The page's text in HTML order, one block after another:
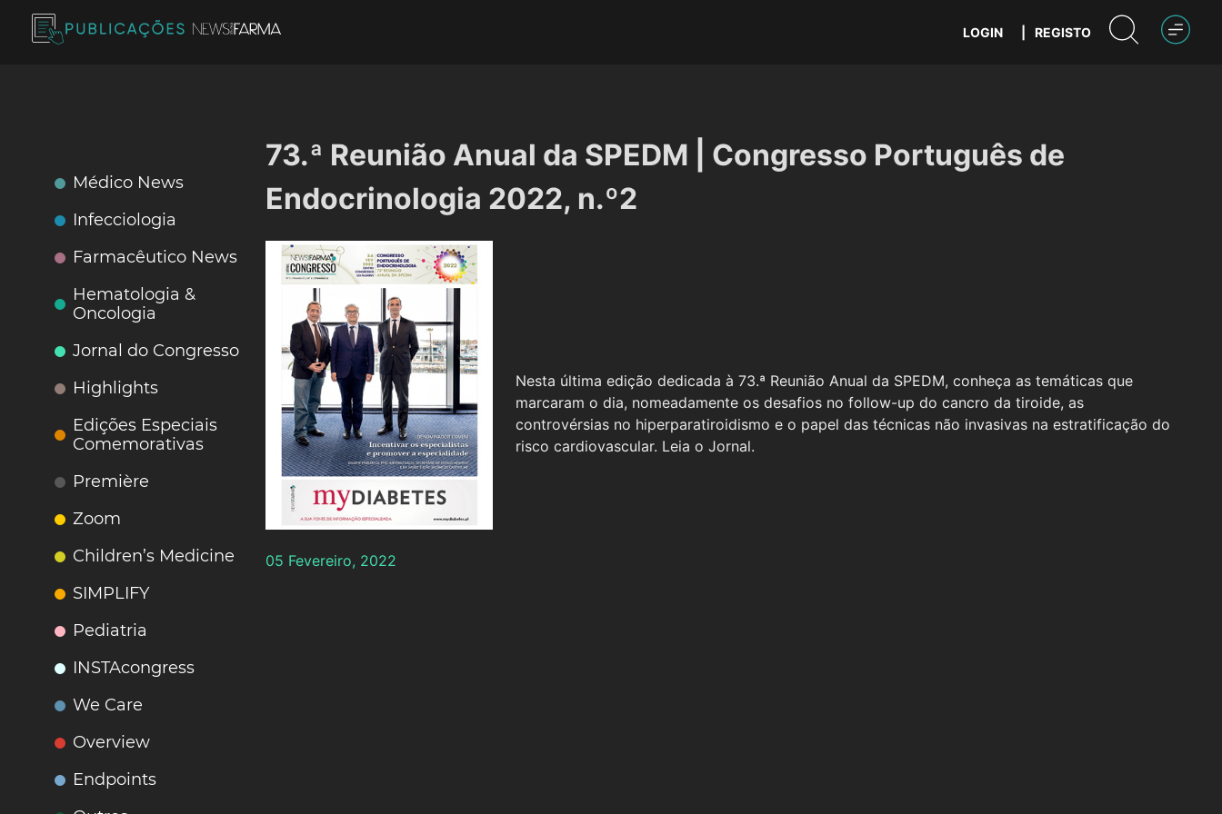
LOGIN REGISTO
Médico News
Infecciologia
Farmacêutico News
Hematologia &
Oncologia
Jornal do Congresso
Highlights
Edições Especiais
Comemorativas
Première
Zoom
Children’s Medicine
SIMPLIFY
Pediatria
INSTAcongress
We Care
Overview
Endpoints
73.ª Reunião Anual da SPEDM | Congresso Português de
Endocrinologia 2022, n.º2
05 Fevereiro, 2022
Nesta última edição dedicada à 73.ª Reunião Anual da SPEDM, conheça as temáticas que
marcaram o dia, nomeadamente os desafios no follow-up do cancro da tiroide, as
controvérsias no hiperparatiroidismo e o papel das técnicas não invasivas na estratificação do
risco cardiovascular. Leia o Jornal.